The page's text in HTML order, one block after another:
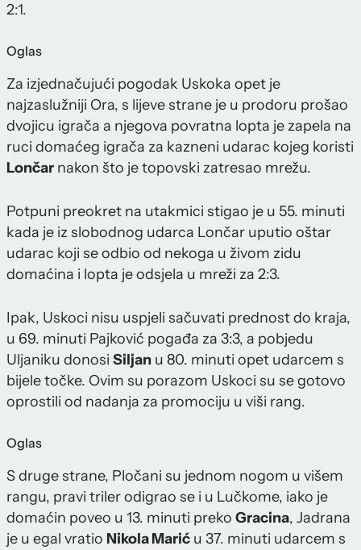
2:1.
Oglas
Za izjednačujući pogodak Uskoka opet je
najzaslužniji Ora, s lijeve strane je u prodoru prošao
dvojicu igrača a njegova povratna lopta je zapela na
ruci domaćeg igrača za kazneni udarac kojeg koristi
Lončar nakon što je topovski zatresao mrežu.
Potpuni preokret na utakmici stigao je u 55. minuti
kada je iz slobodnog udarca Lončar uputio oštar
udarac koji se odbio od nekoga u živom zidu
domaćina i lopta je odsjela u mreži za 2:3.
Ipak, Uskoci nisu uspjeli sačuvati prednost do kraja,
u 69. minuti Pajković pogađa za 3:3, a pobjedu
Uljaniku donosi Siljan u 80. minuti opet udarcem s
bijele točke. Ovim su porazom Uskoci su se gotovo
oprostili od nadanja za promociju u viši rang.
Oglas
S druge strane, Pločani su jednom nogom u višem
rangu, pravi triler odigrao se i u Lučkome, iako je
domaćin poveo u 13. minuti preko Gracina, Jadrana
je u egal vratio Nikola Marić u 37. minuti udarcem s